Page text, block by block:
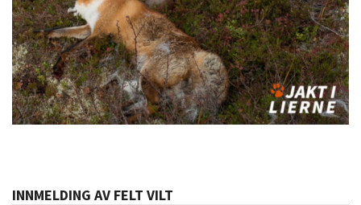
INNMELDING AV FELT VILT